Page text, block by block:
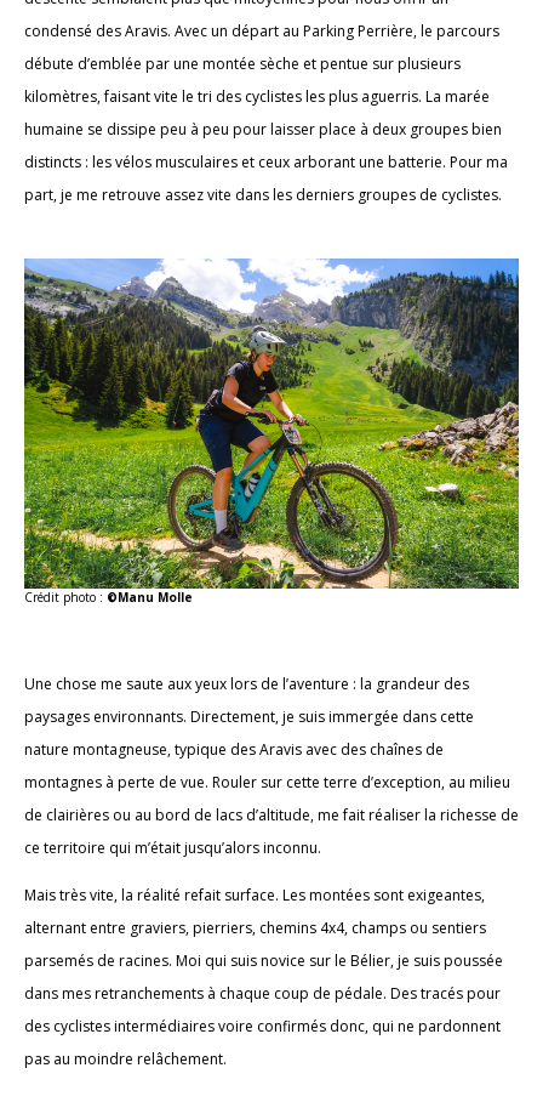
condensé des Aravis. Avec un départ au Parking Perrière, le parcours
débute d’emblée par une montée sèche et pentue sur plusieurs
kilomètres, faisant vite le tri des cyclistes les plus aguerris. La marée
humaine se dissipe peu à peu pour laisser place à deux groupes bien
distincts : les vélos musculaires et ceux arborant une batterie. Pour ma
part, je me retrouve assez vite dans les derniers groupes de cyclistes.
Crédit photo : ©Manu Molle
Une chose me saute aux yeux lors de l’aventure : la grandeur des
paysages environnants. Directement, je suis immergée dans cette
nature montagneuse, typique des Aravis avec des chaînes de
montagnes à perte de vue. Rouler sur cette terre d’exception, au milieu
de clairières ou au bord de lacs d’altitude, me fait réaliser la richesse de
ce territoire qui m’était jusqu’alors inconnu.
Mais très vite, la réalité refait surface. Les montées sont exigeantes,
alternant entre graviers, pierriers, chemins 4x4, champs ou sentiers
parsemés de racines. Moi qui suis novice sur le Bélier, je suis poussée
dans mes retranchements à chaque coup de pédale. Des tracés pour
des cyclistes intermédiaires voire confirmés donc, qui ne pardonnent
pas au moindre relâchement.